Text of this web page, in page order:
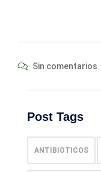
Sin comentarios
Post Tags
ANTIBIOTICOS